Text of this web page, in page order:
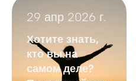
29 апр 2026 г.
Хотите знать,
кто вы на
самом деле?